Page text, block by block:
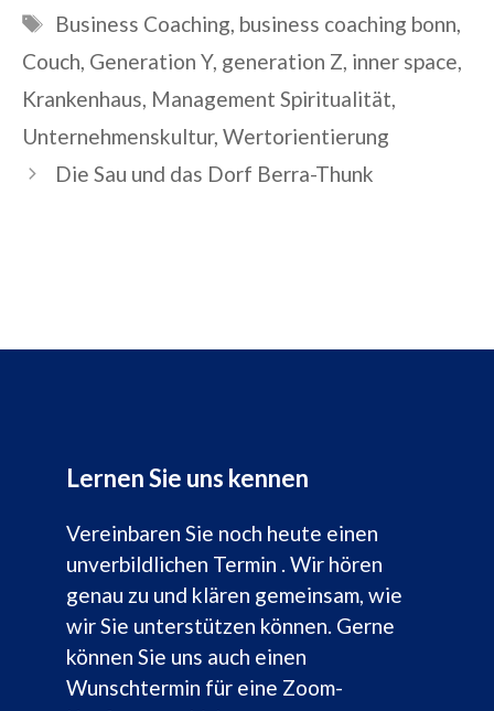
Schlagwörter
Business Coaching, business coaching bonn,
Couch, Generation Y, generation Z, inner space,
Krankenhaus, Management Spiritualität,
Unternehmenskultur, Wertorientierung
Die Sau und das Dorf Berra-Thunk
Lernen Sie uns kennen
Vereinbaren Sie noch heute einen
unverbildlichen Termin . Wir hören
genau zu und klären gemeinsam, wie
wir Sie unterstützen können. Gerne
können Sie uns auch einen
Wunschtermin für eine Zoom-